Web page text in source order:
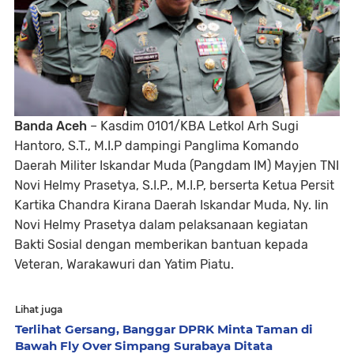
Banda Aceh – Kasdim 0101/KBA Letkol Arh Sugi
Hantoro, S.T., M.I.P dampingi Panglima Komando
Daerah Militer Iskandar Muda (Pangdam IM) Mayjen TNI
Novi Helmy Prasetya, S.I.P., M.I.P, berserta Ketua Persit
Kartika Chandra Kirana Daerah Iskandar Muda, Ny. Iin
Novi Helmy Prasetya dalam pelaksanaan kegiatan
Bakti Sosial dengan memberikan bantuan kepada
Veteran, Warakawuri dan Yatim Piatu.
Lihat juga
Terlihat Gersang, Banggar DPRK Minta Taman di
Bawah Fly Over Simpang Surabaya Ditata